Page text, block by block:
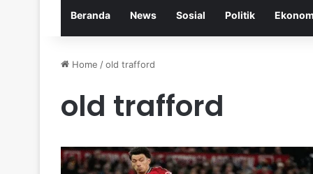
Beranda News Sosial Politik
Home /old trafford
old trafford